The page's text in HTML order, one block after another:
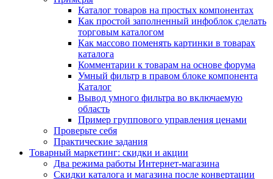
Каталог товаров на простых компонентах
Как простой заполненный инфоблок сделать
торговым каталогом
Как массово поменять картинки в товарах
каталога
Комментарии к товарам на основе форума
Умный фильтр в правом блоке компонента
Каталог
Вывод умного фильтра во включаемую
область
Пример группового управления ценами
Проверьте себя
Практические задания
Товарный маркетинг: скидки и акции
Два режима работы Интернет-магазина
Скидки каталога и магазина после конвертации